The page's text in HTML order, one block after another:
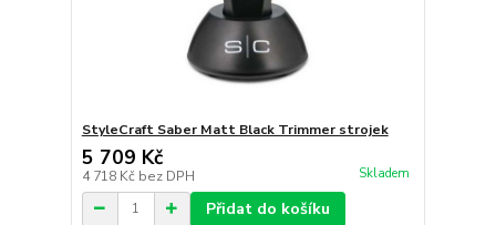
StyleCraft Saber Matt Black Trimmer strojek
5 709 Kč
4 718 Kč bez DPH Skladem
Přidat do košíku